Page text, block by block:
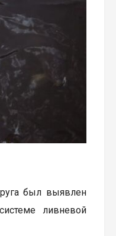
был выявлен
ливневой